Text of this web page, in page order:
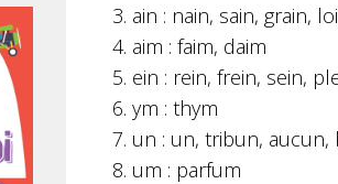
ain : nain, sain, grain,
aim : faim, daim
ein : rein, frein, sein,
ym : thym
un : un, tribun,
um : parfum